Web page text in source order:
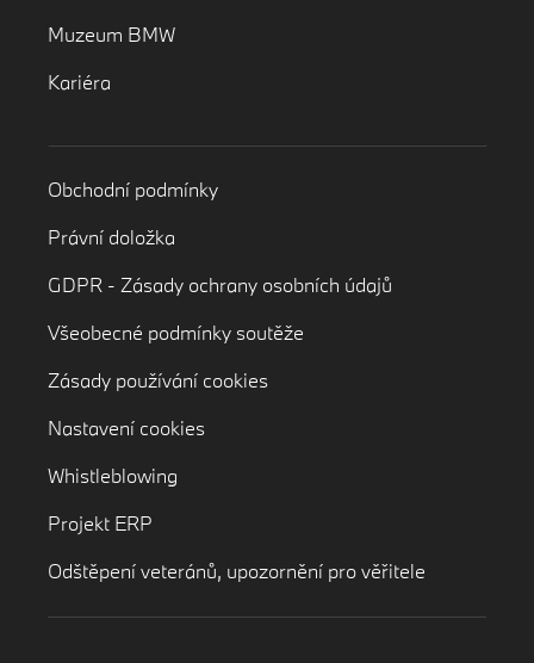
Muzeum BMW
Kariéra
Obchodní podmínky
Právní doložka
GDPR - Zásady ochrany osobních údajů
Všeobecné podmínky soutěže
Zásady používání cookies
Nastavení cookies
Whistleblowing
Projekt ERP
Odštěpení veteránů, upozornění pro věřitele